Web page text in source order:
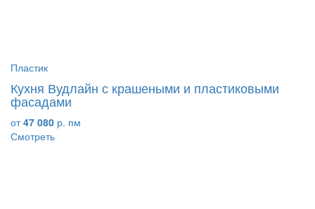
Пластик
Кухня Вудлайн с крашеными и пластиковыми
фасадами
от47 080 р. пм
Смотреть